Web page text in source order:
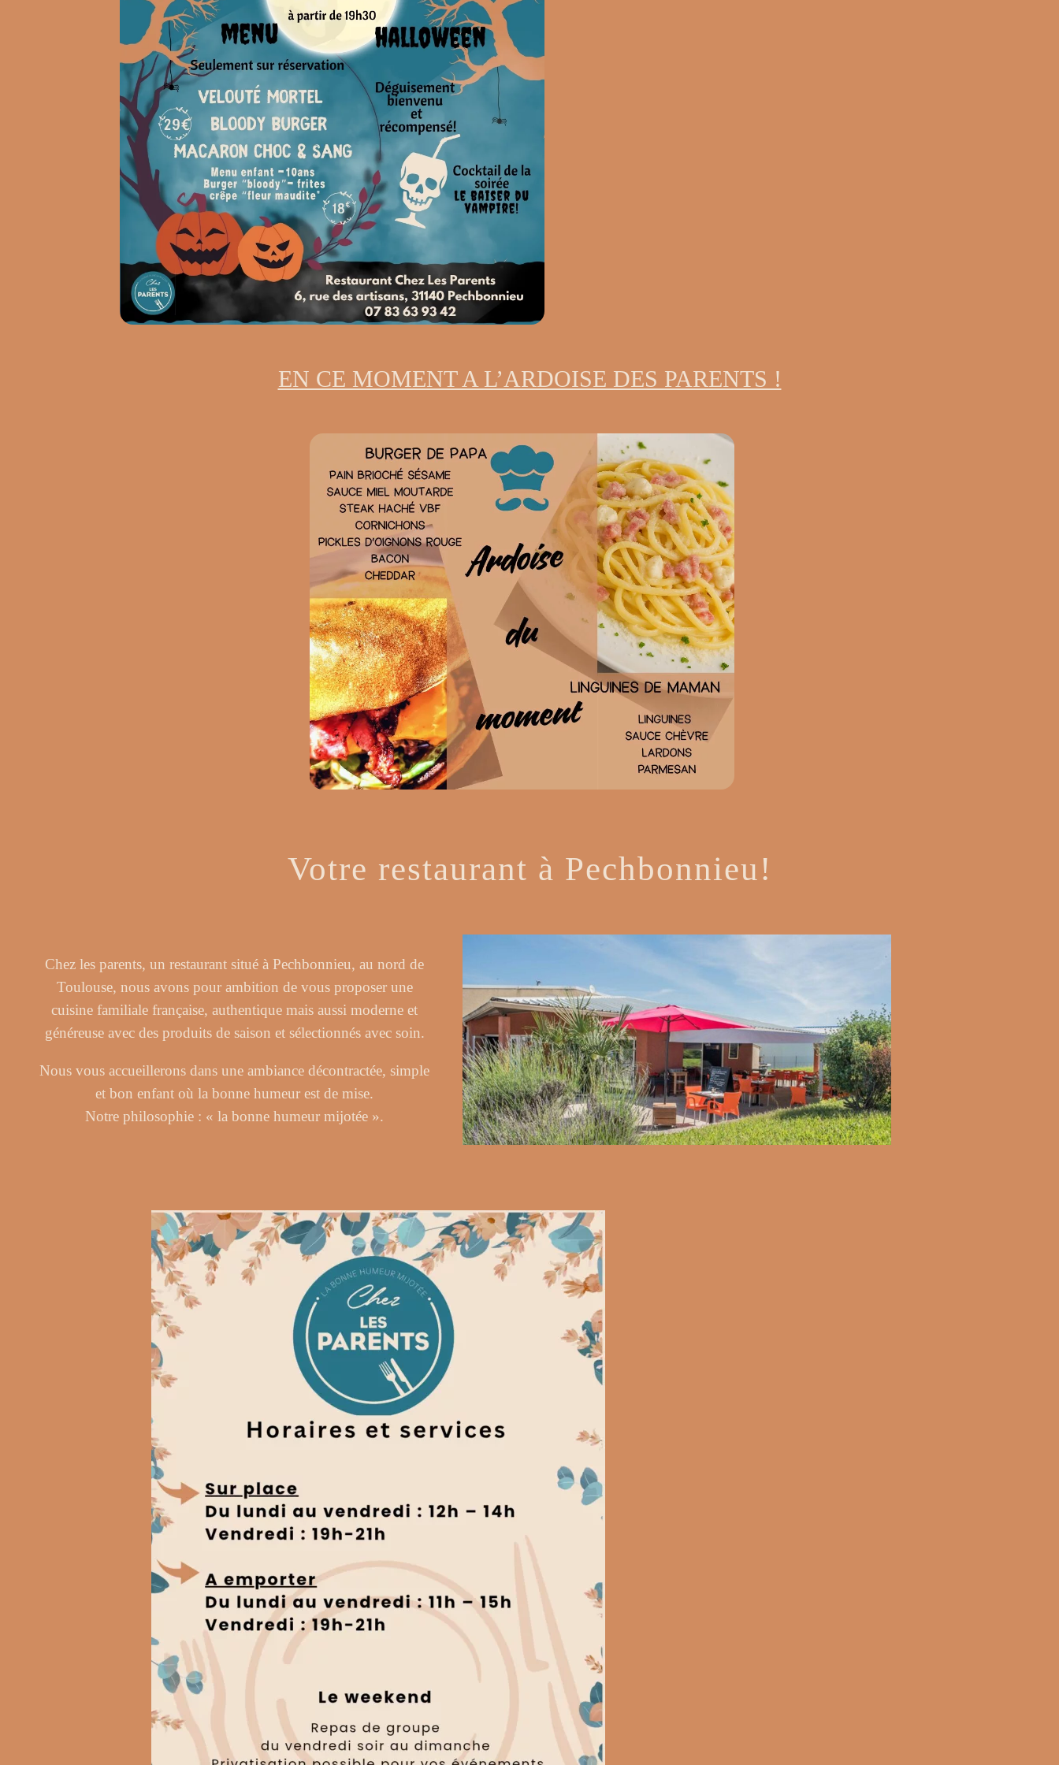
EN CE MOMENT A L’ARDOISE DES PARENTS !
Votre restaurant à Pechbonnieu!
Chez les parents, un restaurant situé à Pechbonnieu, au nord de
Toulouse, nous avons pour ambition de vous proposer une
cuisine familiale française, authentique mais aussi moderne et
généreuse avec des produits de saison et sélectionnés avec soin.
Nous vous accueillerons dans une ambiance décontractée, simple
et bon enfant où la bonne humeur est de mise.
Notre philosophie : « la bonne humeur mijotée ».